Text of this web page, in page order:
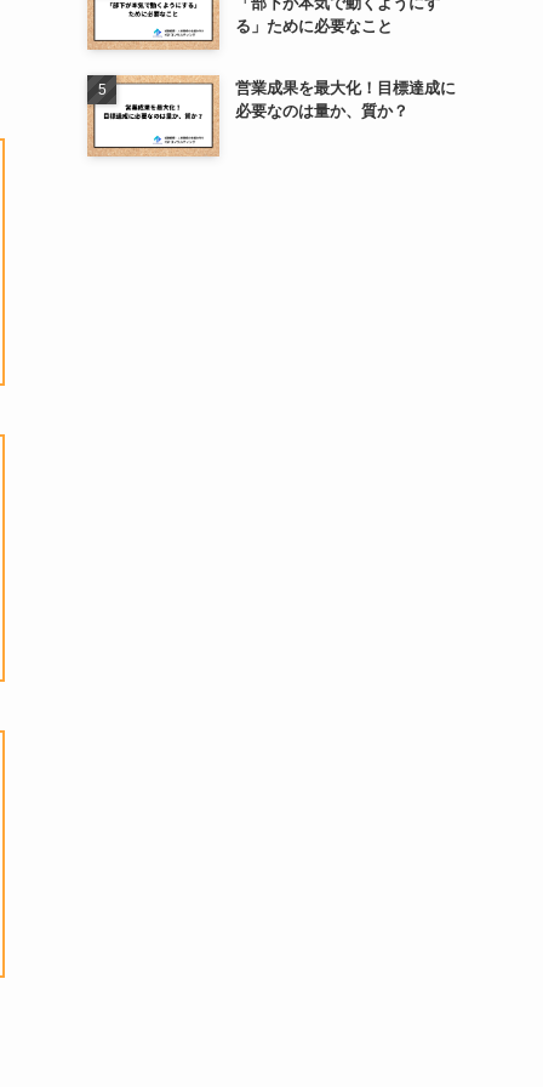
る」ために必要なこと
営業成果を最大化！目標達成に
必要なのは量か、質か？